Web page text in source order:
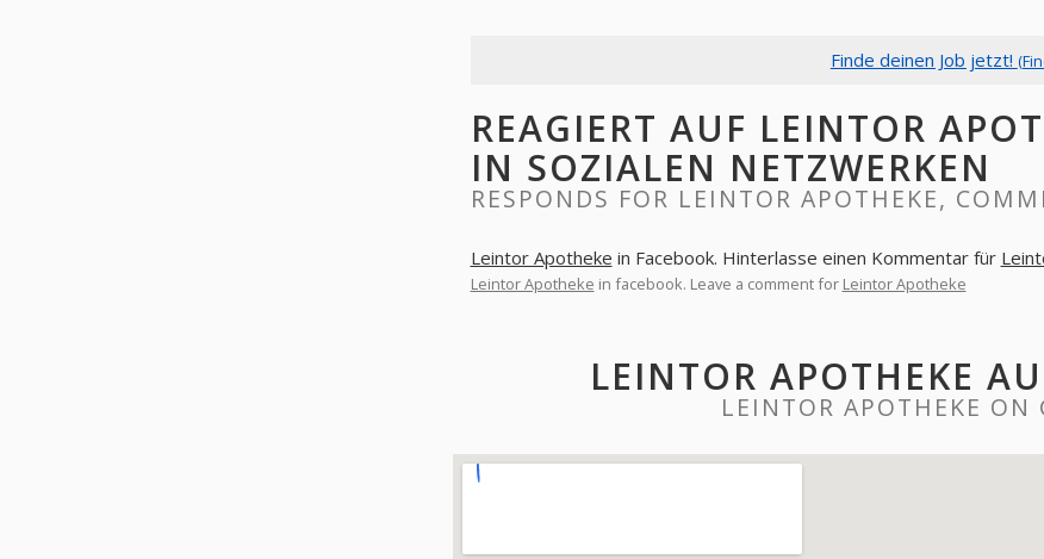
Finde deinen Job jetzt!
REAGIERT AUF LEINTOR
IN SOZIALEN NETZWERKEN
RESPONDS FOR LEINTOR APOTHEKE,
Leintor Apotheke in Facebook. Hinterlasse einen Kommentar für
Leintor Apotheke in facebook. Leave a comment for Leintor Apotheke
LEINTOR APOTHEKE
LEINTOR APOTHEKE ON